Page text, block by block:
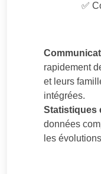
✅
rapidement
et leurs
intégrées.
Statistiques
données
les